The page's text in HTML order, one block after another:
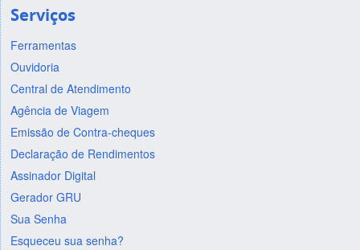
Serviços
Ferramentas
Ouvidoria
Central de Atendimento
Agência de Viagem
Emissão de Contra-cheques
Declaração de Rendimentos
Assinador Digital
Gerador GRU
Sua Senha
Esqueceu sua senha?